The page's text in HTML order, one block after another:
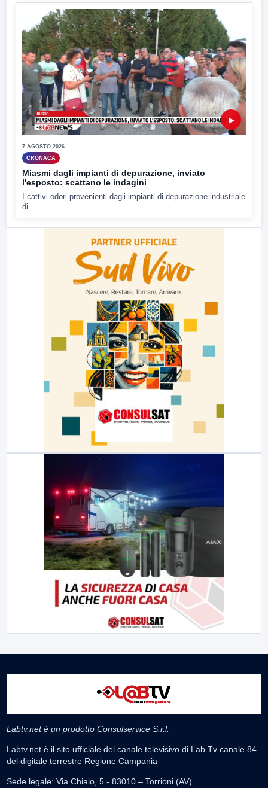
▶
7 AGOSTO 2026
CRONACA
Miasmi dagli impianti di depurazione, inviato
l'esposto: scattano le indagini
I cattivi odori provenienti dagli impianti di depurazione industriale
di...
Labtv.net è un prodotto Consulservice S.r.l.
Labtv.net è il sito ufficiale del canale televisivo di Lab Tv canale 84
del digitale terrestre Regione Campania
Sede legale: Via Chiaio, 5 - 83010 – Torrioni (AV)